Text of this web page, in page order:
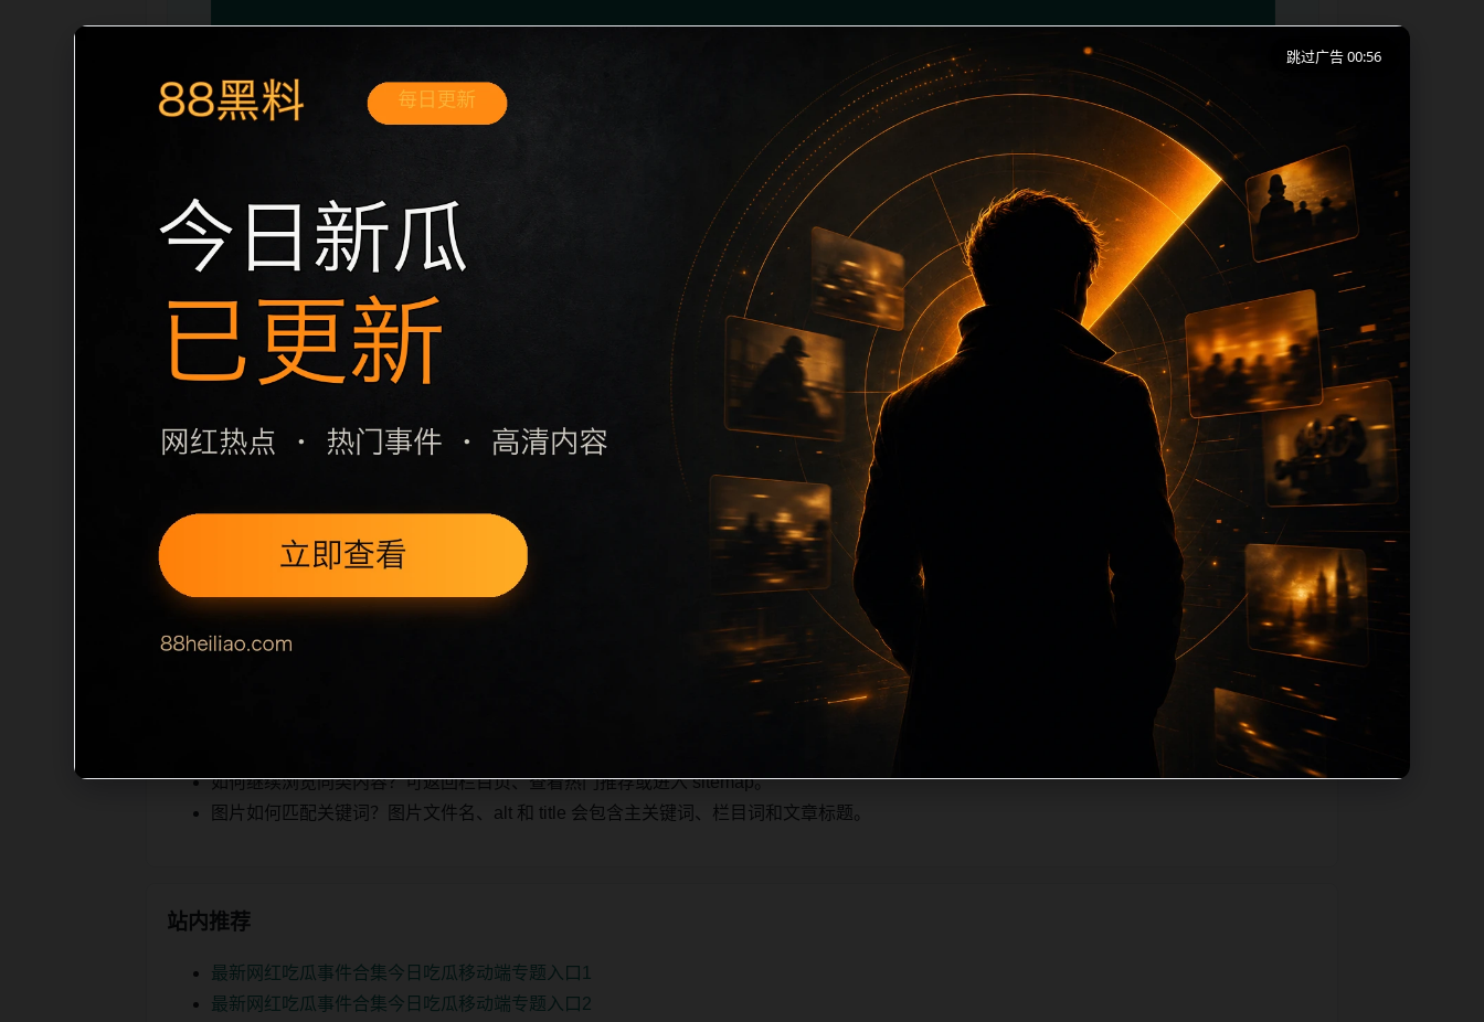
移动端搜索场景
最新网红吃瓜事件合集网红热点移动端专题入口5围绕最新网红吃瓜事件合集和网红热点展开，适合移动端用户在短时间内理解页面主题、入口路径
和延伸阅读方向。本站在整理内容时优先保持标题、摘要、栏目和图片说明一致，减少无关词堆砌，避免同一批页面出现高度重复。从搜索体验看，
用户通常先看标题是否明确，再看摘要是否说明更新范围，随后通过栏目入口继续浏览同类内容。因此本页保留面包屑、同类推荐、热门推荐、上一
篇下一篇和 sitemap 入口，让重要页面点击深度控制在三次以内。后续更新会围绕网红热点持续补充新内容，每次新增保持少量、稳定、
相关，图片文件名和 alt/title 也跟随主关键词、栏目词和文章标题生成。如果采集内容缺少图片，将使用同主题默认图兜底；如果标题过短、描述为
空、正文摘要不足或关键词连续重复，则不进入发布队列。本页还加入常见问题和站内推荐，帮助用户从一个入口跳转到同类页面、专题合集和热榜
内容，提升停留时间和页面可抓取性。第5条内容作为初始建设页，重点承担栏目深度补齐、内链结构完善和后续采集归类的承接作用。
如何继续浏览同类内容？可返回栏目页、查看热门推荐或进入 sitemap。
图片如何匹配关键词？图片文件名、alt 和 title 会包含主关键词、栏目词和文章标题。
站内推荐
最新网红吃瓜事件合集今日吃瓜移动端专题入口1
最新网红吃瓜事件合集今日吃瓜移动端专题入口2
跳过广告 00:56